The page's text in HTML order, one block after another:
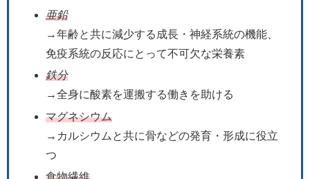
亜鉛
→年齢と共に減少する成長・神経系統の機能、
免疫系統の反応にとって不可欠な栄養素
鉄分
→全身に酸素を運搬する働きを助ける
マグネシウム
→カルシウムと共に骨などの発育・形成に役立
つ
食物繊維